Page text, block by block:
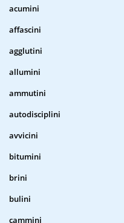
acumini
affascini
agglutini
allumini
ammutini
autodisciplini
avvicini
bitumini
brini
bulini
cammini